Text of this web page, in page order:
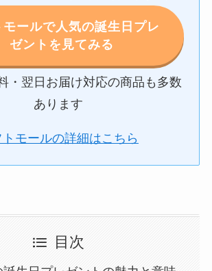
モールで人気の誕生日プレ
ゼントを見てみる
・翌日お届け対応の商品も多数
あります
トモールの詳細はこちら
目次